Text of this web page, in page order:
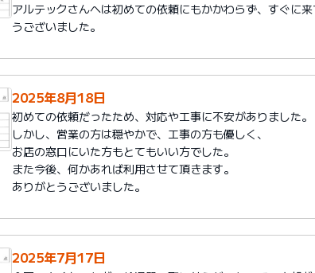
アルテックさんへは初めての依頼にもかかわらず、すぐに
うございました。
2025年8月18日
初めての依頼だったため、対応や工事に不安がありました。
しかし、営業の方は穏やかで、工事の方も優しく、
お店の窓口にいた方もとてもいい方でした。
また今後、何かあれば利用させて頂きます。
ありがとうございました。
2025年7月17日